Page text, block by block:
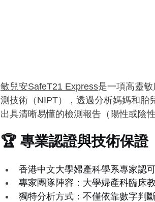
敏兒安SafeT21 Express是一項高靈
測技術（NIPT），透過分析媽媽和胎
出具清晰易懂的檢測報告（陽性或陰性
🏆 專業認證與技術保證
香港中文大學婦產科學系專家認
專家團隊陣容：大學婦產科臨床教
獨特分析方式：不僅依靠數字判